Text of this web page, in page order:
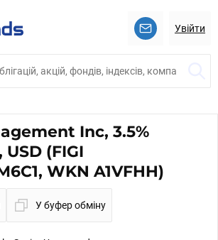
Увійти
Inc, 3.5%
(FIGI
WKN A1VFHH)
У буфер обміну